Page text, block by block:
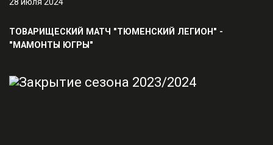
28 июля 2024
ТОВАРИЩЕСКИЙ МАТЧ "ТЮМЕНСКИЙ ЛЕГИОН" -
"МАМОНТЫ ЮГРЫ"